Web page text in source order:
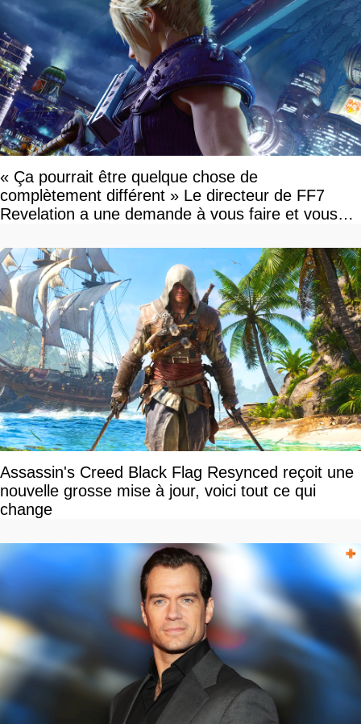
« Ça pourrait être quelque chose de
complètement différent » Le directeur de FF7
Revelation a une demande à vous faire et vous
Assassin's Creed Black Flag Resynced reçoit une
nouvelle grosse mise à jour, voici tout ce qui
change